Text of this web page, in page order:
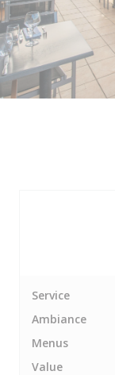
Service
Ambiance
Menus
Value